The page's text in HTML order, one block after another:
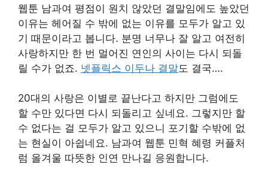
웹툰 남과여 평점이 원치 않았던 결말임에도 높았던
이유는 헤어질 수 밖에 없는 이유를 모두가 알고 있
기 때문이라고 봅니다. 분명 너무나 잘 알고 여전히
사랑하지만 한 번 멀어진 연인의 사이는 다시 되돌
릴 수가 없죠. 넷플릭스 이두나 결말도 결국….
20대의 사랑은 이별로 끝난다고 하지만 그럼에도
할 수만 있다면 다시 되돌리고 싶네요. 그렇지만 할
수 없다는 걸 모두가 알고 있으니 포기할 수밖에 없
는 현실이 아쉽네요. 남과여 웹툰 민혁 혜령 커플처
럼 올겨울 따뜻한 인연 만나길 응원합니다.